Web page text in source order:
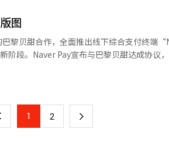
权竞争中，韩国可以将半导体、电池、汽车
半导体带、岭南的制造业、湖南的能源与农
立、任命听证过程中的道德争议、
监管与产业促进之间的紧张关系、美中技术
企业家懂得效率，但总理不仅仅依赖效率。
数股份，如果与배민的合作范围扩展到搜索
查中，生活平台市场可能成为比配送
品配送、地区广告、便捷支付、会员、地
。因此，价格、佣金、搜索曝光的公平性以
，无论是否参与收购，都无法忽视배민的出售
平台等海外运营商，国内本地商业和支付、
同比增长11.5%（去年同期为8881亿韩元
付功能。 Naver、Kakao和Toss等大型科技公司正在利用
展到贷款、投资和保险等金融服务领域。支
界认为，用户每天反复使用的支付功能在延长平台
元，同比下降0.4%，连续两年减少，而利用
扩大与Apple
图
巴黎贝甜合作，全面推出线下综合支付终
阶段。Naver Pay宣布与巴黎贝甜达成协议
泛的线下网络，意义重大。Npay Connect
盟店主而言，这种方式能在顾客支付后获取
，完善了从支付到评论的消费者购买旅程闭
数据良性循环。这将为未来的客户分析和定
1 2 下